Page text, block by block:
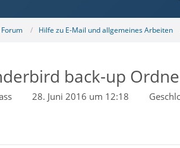
Forum Hilfe zu E-Mail und allgemeines Arbeiten
back-up
28. Juni 2016 um 12:18